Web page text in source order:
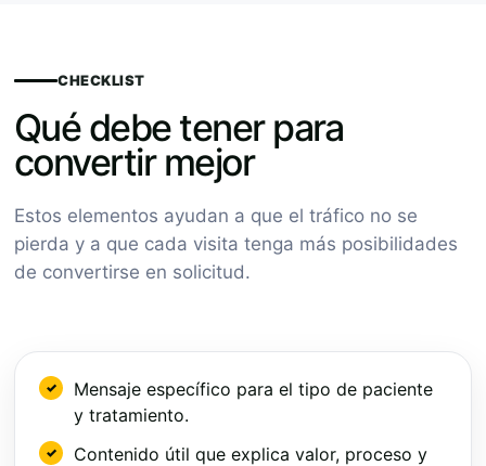
CHECKLIST
Qué debe tener para
convertir mejor
Estos elementos ayudan a que el tráfico no se
pierda y a que cada visita tenga más posibilidades
de convertirse en solicitud.
Mensaje específico para el tipo de paciente
y tratamiento.
Contenido útil que explica valor, proceso y